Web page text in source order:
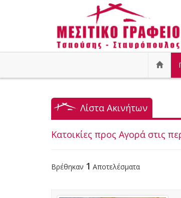
Λίστα Ακινήτων
Κατοικίες προς Αγορά στις
Βρέθηκαν 1 Αποτελέσματα